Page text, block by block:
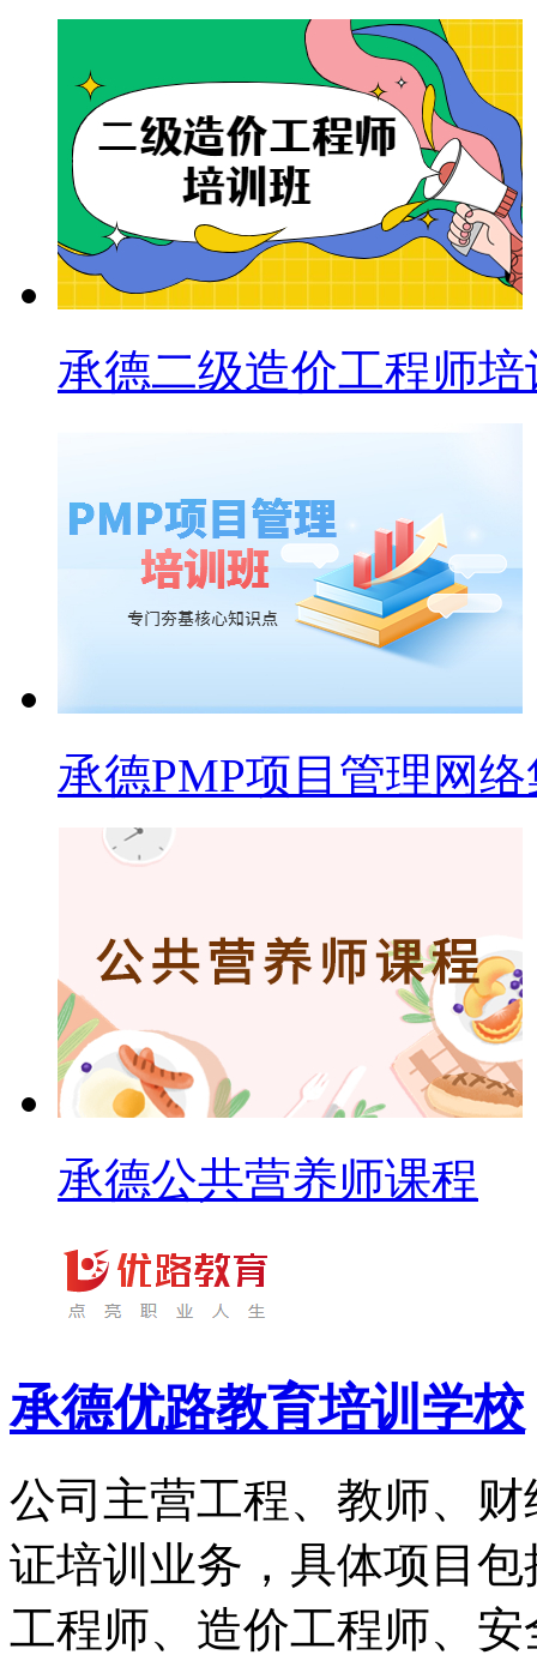
承德二级造价工程师培
承德PMP项目管理网
承德公共营养师课程
承德优路教育培训学校
公司主营工程、教师、
证培训业务，具体项目
工程师、造价工程师、